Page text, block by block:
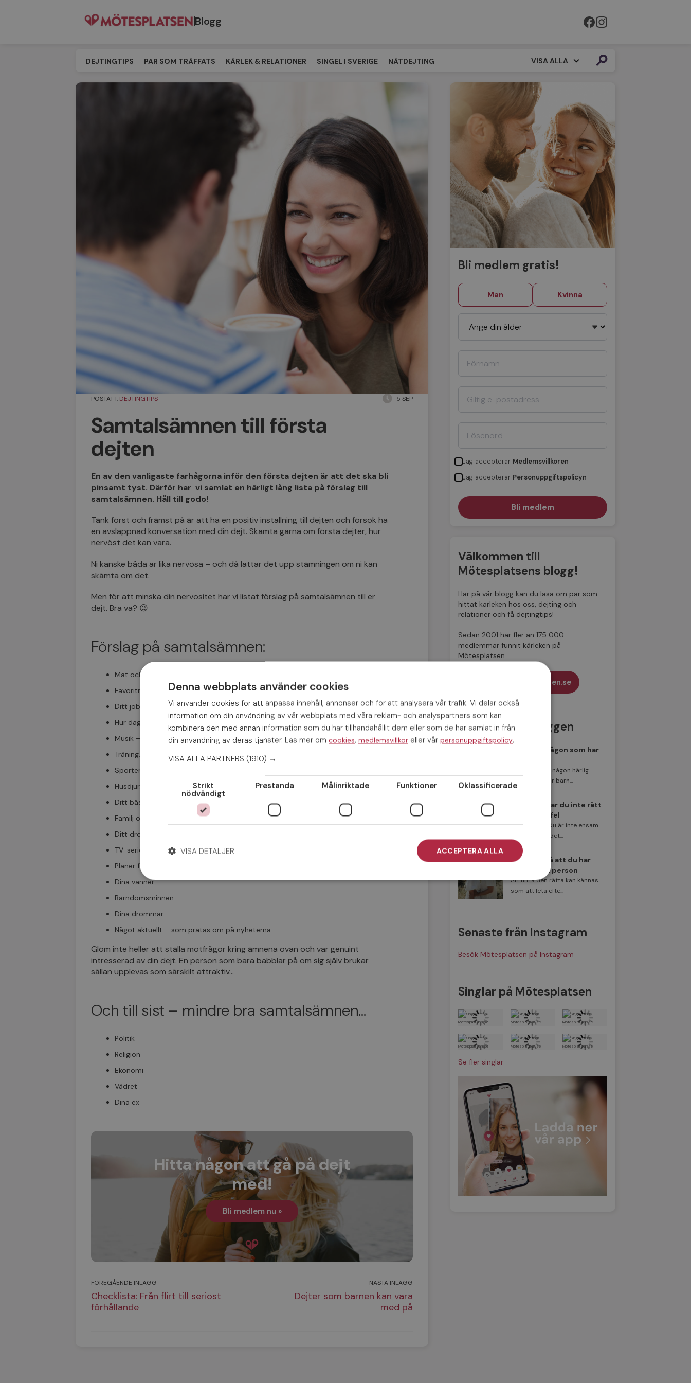
Blogg
DEJTINGTIPS PAR SOM TRÄFFATS KÄRLEK & RELATIONER SINGEL I SVERIGE NÄTDEJTING
SINGELEVENT MATCHNING TILL MÖTESPLATSEN
VISA ALLA
POSTAT I: DEJTINGTIPS 5 SEP
Samtalsämnen till första
dejten
En av den vanligaste farhågorna inför den första dejten är att det ska bli
pinsamt tyst. Därför har vi samlat en härligt lång lista på förslag till
samtalsämnen. Håll till godo!
Tänk först och främst på är att ha en positiv inställning till dejten och försök ha
en avslappnad konversation med din dejt. Skämta gärna om första dejter, hur
nervöst det kan vara.
Ni kanske båda är lika nervösa – och då lättar det upp stämningen om ni kan
skämta om det.
Men för att minska din nervositet har vi listat förslag på samtalsämnen till er
dejt. Bra va? 😉
Förslag på samtalsämnen:
Mat och dryck.
Favoritrestaurang i stan.
Ditt jobb.
Hur dagen har varit.
Musik – konserter du ser fram emot.
Träning.
Sporter du har provat.
Husdjur.
Ditt bästa och sämsta resminne. Resor du vill göra i framtiden.
Familj och släkt.
Ditt drömjobb.
TV-serier som du följer.
Planer för kommande vecka.
Dina vänner.
Barndomsminnen.
Dina drömmar.
Något aktuellt – som pratas om på nyheterna.
Glöm inte heller att ställa motfrågor kring ämnena ovan och var genuint
intresserad av din dejt. En person som bara babblar på om sig själv brukar
sällan upplevas som särskilt attraktiv…
Och till sist – mindre bra samtalsämnen…
Politik
Religion
Ekonomi
Vädret
Dina ex
Hitta någon att gå på dejt
med!
Bli medlem nu »
FÖREGÅENDE INLÄGG
Checklista: Från flirt till seriöst
förhållande
NÄSTA INLÄGG
Dejter som barnen kan vara
med på
Bli medlem gratis!
Man Kvinna
Jag accepterar Medlemsvillkoren
Jag accepterar Personuppgiftspolicyn
Välkommen till
Mötesplatsens blogg!
Här på vår blogg kan du läsa om par som
hittat kärleken hos oss, dejting och
relationer och få dejtingtips!
Sedan 2001 har fler än 175 000
medlemmar funnit kärleken på
Mötesplatsen.
Till Mötesplatsen.se
Populäraste inläggen
Att träffa någon som har
Har du träffat någon härlig
singel som har barn...
Därför träffar du inte rätt
– 3 vanliga fel
Först av allt. Du är inte ensam
om att tycka det...
8 tecken på att du har
träffat rätt person
Att hitta den rätta kan kännas
som att leta efte...
Senaste från Instagram
Besök Mötesplatsen på Instagram
Singlar på Mötesplatsen
Se fler singlar
Denna webbplats använder cookies
Vi använder cookies för att anpassa innehåll, annonser och för att analysera vår trafik. Vi delar också
information om din användning av vår webbplats med våra reklam- och analyspartners som kan
kombinera den med annan information som du har tillhandahållit dem eller som de har samlat in från
din användning av deras tjänster. Läs mer om cookies, medlemsvillkor eller vår personuppgiftspolicy.
VISA ALLA PARTNERS (1910) →
Strikt
nödvändigt
Prestanda Målinriktade Funktioner Oklassificerade
ACCEPTERA ALLA
VISA DETALJER